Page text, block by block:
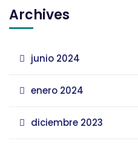
Archives
junio 2024
enero 2024
diciembre 2023